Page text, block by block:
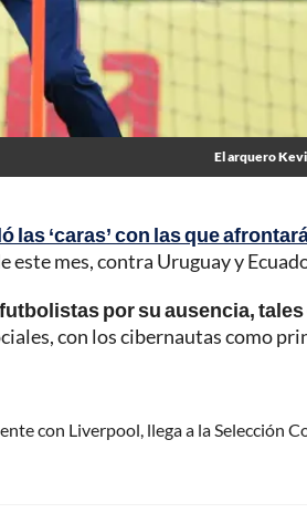
El arquero
‘caras’ con las que
este mes, contra Uruguay y
por su ausencia,
con los cibernautas como
con Liverpool, llega a la Selección